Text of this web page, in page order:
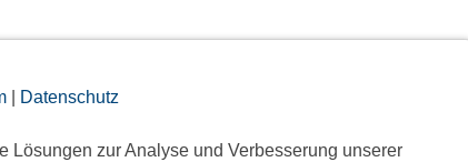
| Datenschutz
zur Analyse und Verbesserung unserer